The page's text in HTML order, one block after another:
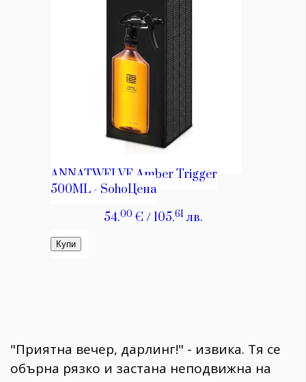
"Приятна вечер, дарлинг!" - извика. Тя се
обърна рязко и застана неподвижна на